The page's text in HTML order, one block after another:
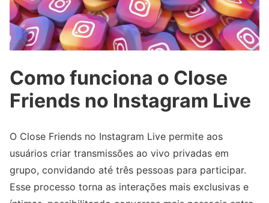
Como funciona o Close
Friends no Instagram Live
O Close Friends no Instagram Live permite aos
usuários criar transmissões ao vivo privadas em
grupo, convidando até três pessoas para participar.
Esse processo torna as interações mais exclusivas e